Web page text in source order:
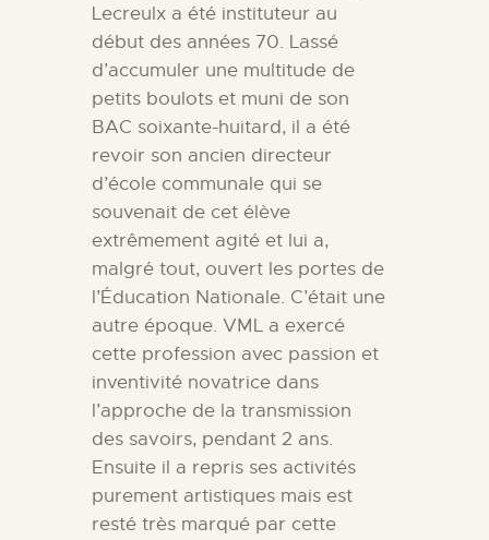
Lecreulx a été instituteur au
début des années 70. Lassé
d’accumuler une multitude de
petits boulots et muni de son
BAC soixante-huitard, il a été
revoir son ancien directeur
d’école communale qui se
souvenait de cet élève
extrêmement agité et lui a,
malgré tout, ouvert les portes de
l’Éducation Nationale. C’était une
autre époque. VML a exercé
cette profession avec passion et
inventivité novatrice dans
l’approche de la transmission
des savoirs, pendant 2 ans.
Ensuite il a repris ses activités
purement artistiques mais est
resté très marqué par cette